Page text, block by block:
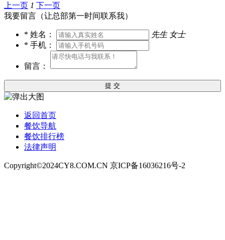
上一页 1 下一页
我要留言（让总部第一时间联系我）
* 姓名： 先生 女士
* 手机：
留言：
提 交
返回首页
餐饮导航
餐饮排行榜
法律声明
Copyright©2024CY8.COM.CN 京ICP备16036216号-2